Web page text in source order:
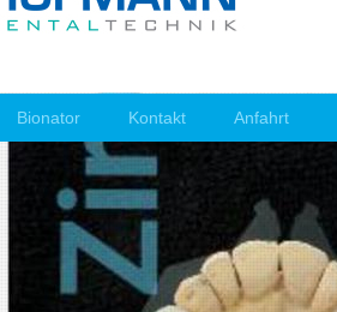
Bionator Kontakt Anfahrt